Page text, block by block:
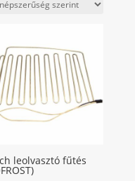
popularity
leolvasztó fűtés